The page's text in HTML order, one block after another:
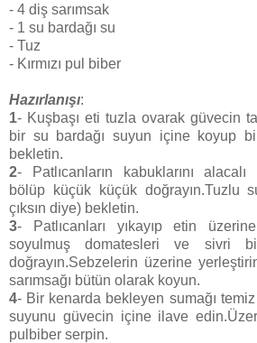
- 4 diş sarımsak
- 1 su bardağı su
- Tuz
- Kırmızı pul biber
Hazırlanışı:
1- Kuşbaşı eti tuzla ovarak güvecin
bir su bardağı suyun içine koyup
bekletin.
2- Patlıcanların kabuklarını
bölüp küçük küçük doğrayın.Tuzlu
çıksın diye) bekletin.
3- Patlıcanları yıkayıp etin
soyulmuş domatesleri ve sivri
doğrayın.Sebzelerin üzerine
sarımsağı bütün olarak koyun.
4- Bir kenarda bekleyen sumağı
suyunu güvecin içine ilave
pulbiber serpin.